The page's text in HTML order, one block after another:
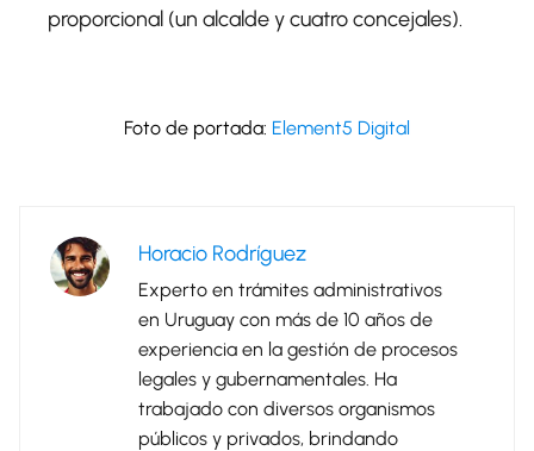
proporcional (un alcalde y cuatro concejales).
Foto de portada: Element5 Digital
Horacio Rodríguez
Experto en trámites administrativos
en Uruguay con más de 10 años de
experiencia en la gestión de procesos
legales y gubernamentales. Ha
trabajado con diversos organismos
públicos y privados, brindando